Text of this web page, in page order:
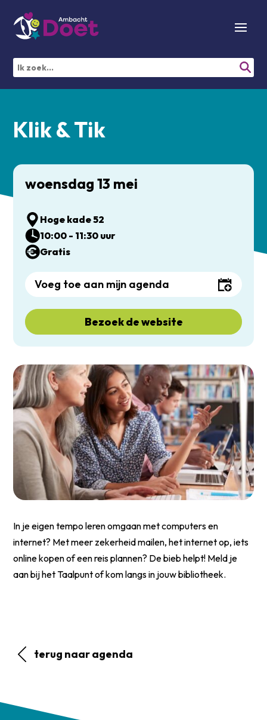
Klik & Tik
In je eigen tempo leren omgaan met computers en
internet? Met meer zekerheid mailen, het internet op, iets
online kopen of een reis plannen? De bieb helpt! Meld je
aan bij het Taalpunt of kom langs in jouw bibliotheek.
terug naar agenda
woensdag 13 mei
Hoge kade 52
10:00 - 11:30 uur
Gratis
Voeg toe aan mijn agenda
Bezoek de website